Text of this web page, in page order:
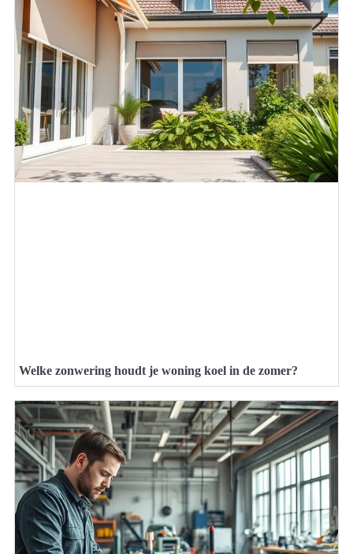
Welke zonwering houdt je woning koel in de zomer?